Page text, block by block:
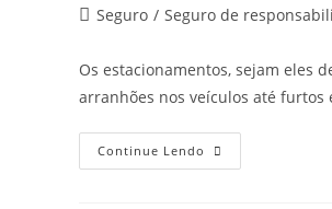
Seguro / Seguro de
Os estacionamentos, sejam eles
arranhões nos veículos até furtos
Continue Lendo